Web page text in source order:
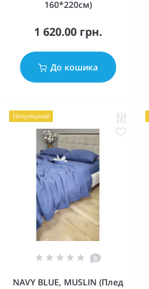
160*220см)
1 620.00 грн.
До кошика
Популярний
0
NAVY BLUE, MUSLIN (Плед